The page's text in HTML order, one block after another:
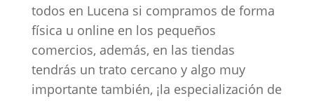
todos en Lucena si compramos de forma
física u online en los pequeños
comercios, además, en las tiendas
tendrás un trato cercano y algo muy
importante también, ¡la especialización de